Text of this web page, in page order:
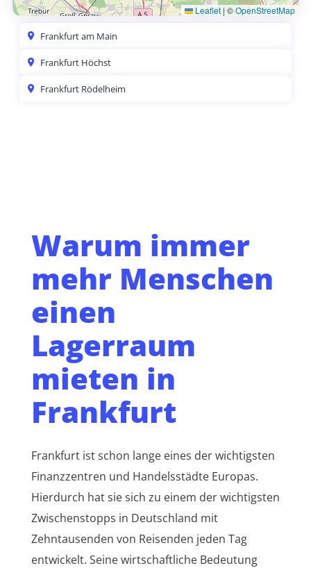
Leaflet | ©OpenStreetMap
Frankfurt am Main
Frankfurt Höchst
Frankfurt Rödelheim
Warum immer
mehr Menschen
einen
Lagerraum
mieten in
Frankfurt
Frankfurt ist schon lange eines der wichtigsten
Finanzzentren und Handelsstädte Europas.
Hierdurch hat sie sich zu einem der wichtigsten
Zwischenstopps in Deutschland mit
Zehntausenden von Reisenden jeden Tag
entwickelt. Seine wirtschaftliche Bedeutung